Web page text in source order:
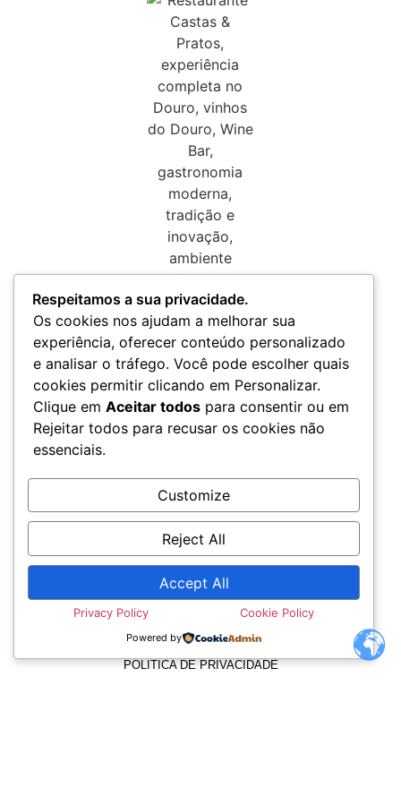
TERMOS E CONDIÇÕES
POLÍTICA DE PRIVACIDADE
Respeitamos a sua privacidade.
Os cookies nos ajudam a melhorar sua
experiência, oferecer conteúdo personalizado
e analisar o tráfego. Você pode escolher quais
cookies permitir clicando em Personalizar.
Clique em Aceitar todos para consentir ou em
Rejeitar todos para recusar os cookies não
essenciais.
Customize
Reject All
Accept All
Privacy Policy Cookie Policy
Powered by